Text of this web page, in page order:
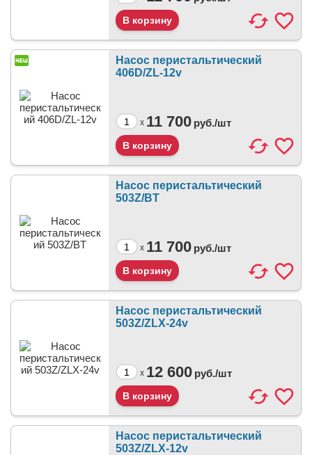
Насос перистальтический
406D/ZL-12v
x 11 700 руб./шт
Насос перистальтический
503Z/BT
x 11 700 руб./шт
Насос перистальтический
503Z/ZLX-24v
x 12 600 руб./шт
Насос перистальтический
503Z/ZLX-12v